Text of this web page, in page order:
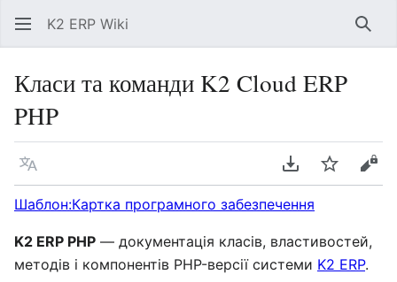
K2 ERP Wiki
Класи та команди K2 Cloud ERP
PHP
Мова Завантажити
Шаблон:Картка програмного забезпечення
K2 ERP PHP — документація класів, властивостей,
методів і компонентів PHP-версії системи K2 ERP.